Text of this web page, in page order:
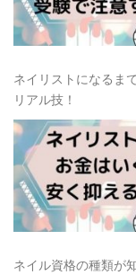
ネイリストになるま
リアル技！
ネイル資格の種類が